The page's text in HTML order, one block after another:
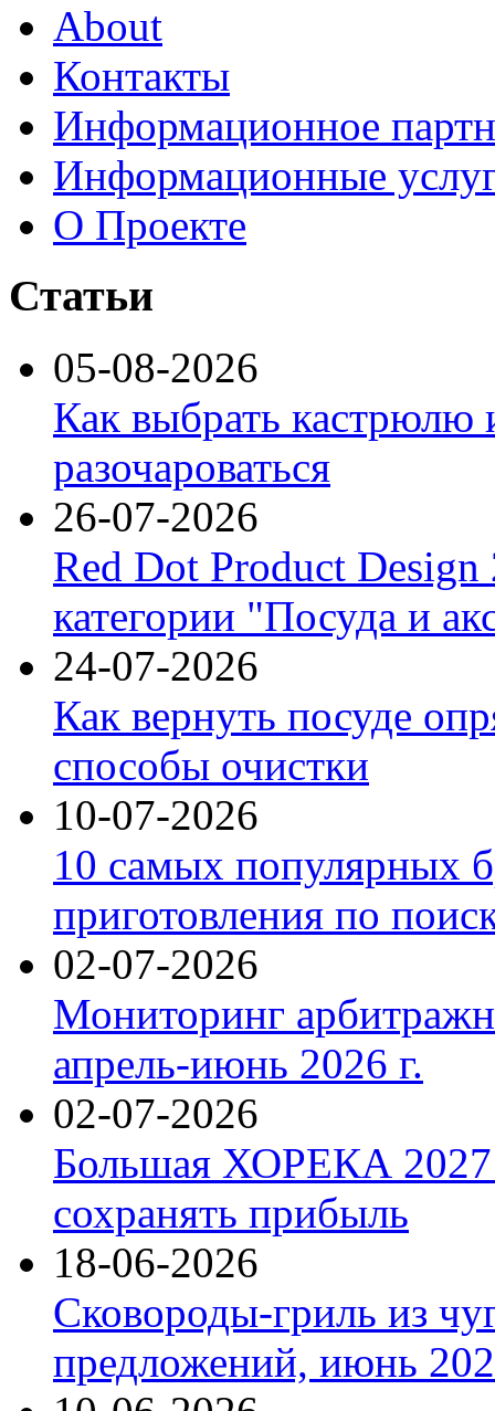
About
Контакты
Информационное
Информационные
О Проекте
Статьи
05-08-2026
Как выбрать кастрюлю
разочароваться
26-07-2026
Red Dot Product Design
категории "Посуда и
24-07-2026
Как вернуть посуде
способы очистки
10-07-2026
10 самых популярных
приготовления по
02-07-2026
Мониторинг
апрель-июнь 2026 г.
02-07-2026
Большая ХОРЕКА 2027:
сохранять прибыль
18-06-2026
Сковороды-гриль из
предложений, июнь